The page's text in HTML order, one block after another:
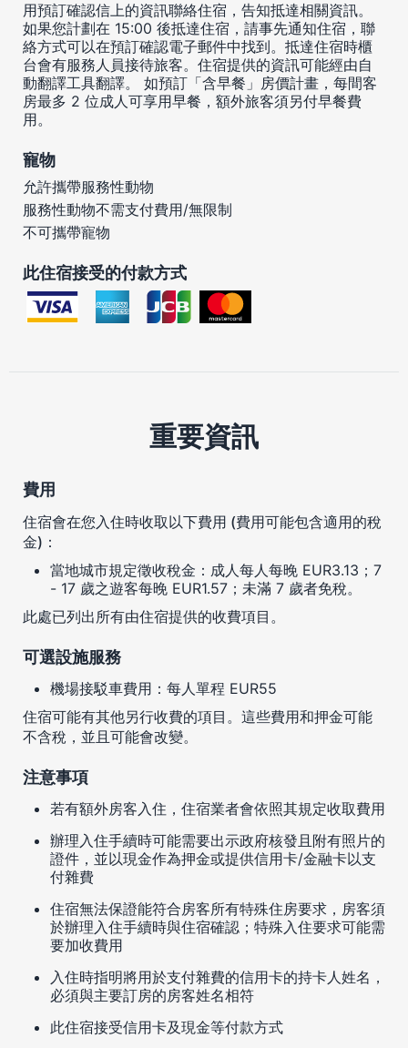
用預訂確認信上的資訊聯絡住宿，告知抵達相關資訊。
如果您計劃在 15:00 後抵達住宿，請事先通知住宿，聯
絡方式可以在預訂確認電子郵件中找到。抵達住宿時櫃
台會有服務人員接待旅客。住宿提供的資訊可能經由自
動翻譯工具翻譯。 如預訂「含早餐」房價計畫，每間客
房最多 2 位成人可享用早餐，額外旅客須另付早餐費
用。
寵物
允許攜帶服務性動物
服務性動物不需支付費用/無限制
不可攜帶寵物
此住宿接受的付款方式
重要資訊
費用
住宿會在您入住時收取以下費用 (費用可能包含適用的稅
金)：
當地城市規定徵收稅金：成人每人每晚 EUR3.13；7
- 17 歲之遊客每晚 EUR1.57；未滿 7 歲者免稅。
此處已列出所有由住宿提供的收費項目。
可選設施服務
機場接駁車費用：每人單程 EUR55
住宿可能有其他另行收費的項目。這些費用和押金可能
不含稅，並且可能會改變。
注意事項
若有額外房客入住，住宿業者會依照其規定收取費用
辦理入住手續時可能需要出示政府核發且附有照片的
證件，並以現金作為押金或提供信用卡/金融卡以支
付雜費
住宿無法保證能符合房客所有特殊住房要求，房客須
於辦理入住手續時與住宿確認；特殊入住要求可能需
要加收費用
入住時指明將用於支付雜費的信用卡的持卡人姓名，
必須與主要訂房的房客姓名相符
此住宿接受信用卡及現金等付款方式